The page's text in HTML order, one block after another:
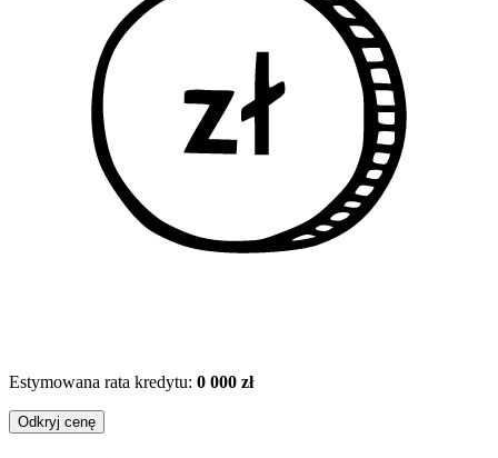
Estymowana rata kredytu: 0 000 zł
Odkryj cenę